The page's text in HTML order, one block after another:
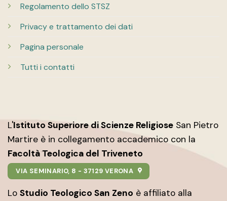
Regolamento dello STSZ
Privacy e trattamento dei dati
Pagina personale
Tutti i contatti
L'Istituto Superiore di Scienze Religiose San Pietro
Martire è in collegamento accademico con la
Facoltà Teologica del Triveneto
VIA SEMINARIO, 8 - 37129 VERONA
Lo Studio Teologico San Zeno è affiliato alla